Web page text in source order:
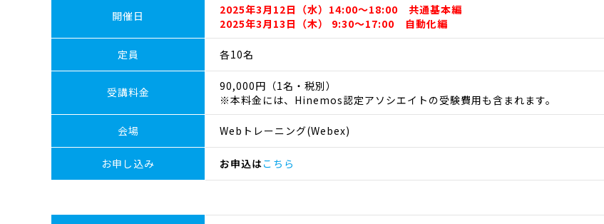
開催日
2025年3月12日（水）14:00～18:00 共通基本編
2025年3月13日（木） 9:30～17:00 自動化編
定員 各10名
受講料金
90,000円（1名・税別）
※本料金には、Hinemos認定アソシエイトの受験費用も含まれます。
会場 Webトレーニング(Webex)
お申し込み お申込はこちら